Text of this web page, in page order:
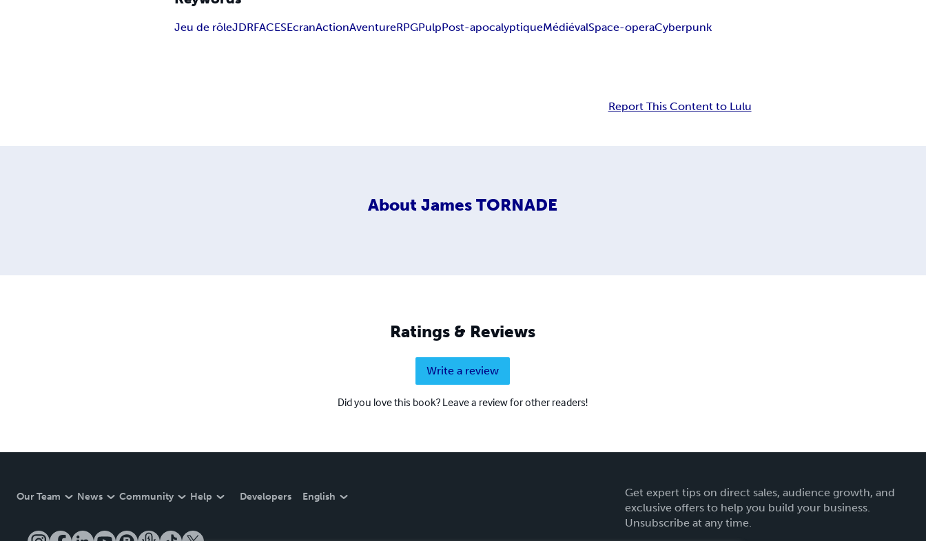
Jeu de rôleJDRFACESEcranActionAventureRPGPulpPost-apocalyptiqueMédiévalSpace-operaCyberpunk
Report This Content to Lulu
About James TORNADE
Ratings & Reviews
Write a review
Did you love this book? Leave a review for other readers!
Our Team News Community Help Developers English
Get expert tips on direct sales, audience growth, and
exclusive offers to help you build your business.
Unsubscribe at any time.